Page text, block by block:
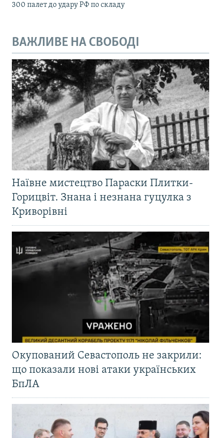
300 палет до удару РФ по складу
ВАЖЛИВЕ НА СВОБОДІ
Наївне мистецтво Параски Плитки-
Горицвіт. Знана і незнана гуцулка з
Криворівні
Окупований Севастополь не закрили:
що показали нові атаки українських
БпЛА